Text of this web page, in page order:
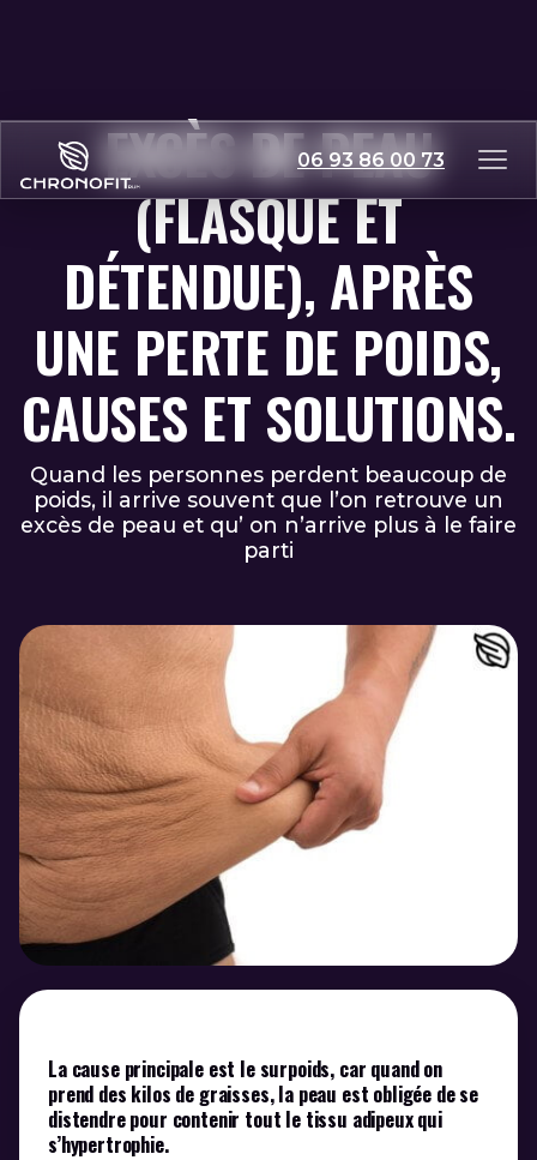
06 93 86 00 73
EXCÈS DE PEAU
(FLASQUE ET
DÉTENDUE), APRÈS
UNE PERTE DE POIDS,
CAUSES ET SOLUTIONS.
Quand les personnes perdent beaucoup de
poids, il arrive souvent que l’on retrouve un
excès de peau et qu’ on n’arrive plus à le faire
parti
La cause principale est le surpoids, car quand on
prend des kilos de graisses, la peau est obligée de se
distendre pour contenir tout le tissu adipeux qui
s’hypertrophie.